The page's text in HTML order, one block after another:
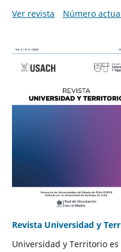
Ver revista
Número
Revista Universidad y
Universidad y Territorio